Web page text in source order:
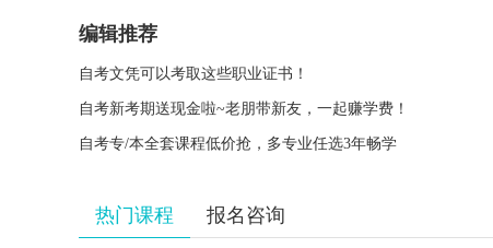
编辑推荐
自考文凭可以考取这些职业证书！
自考新考期送现金啦~老朋带新友，一起赚学费！
自考专/本全套课程低价抢，多专业任选3年畅学
热门课程 报名咨询